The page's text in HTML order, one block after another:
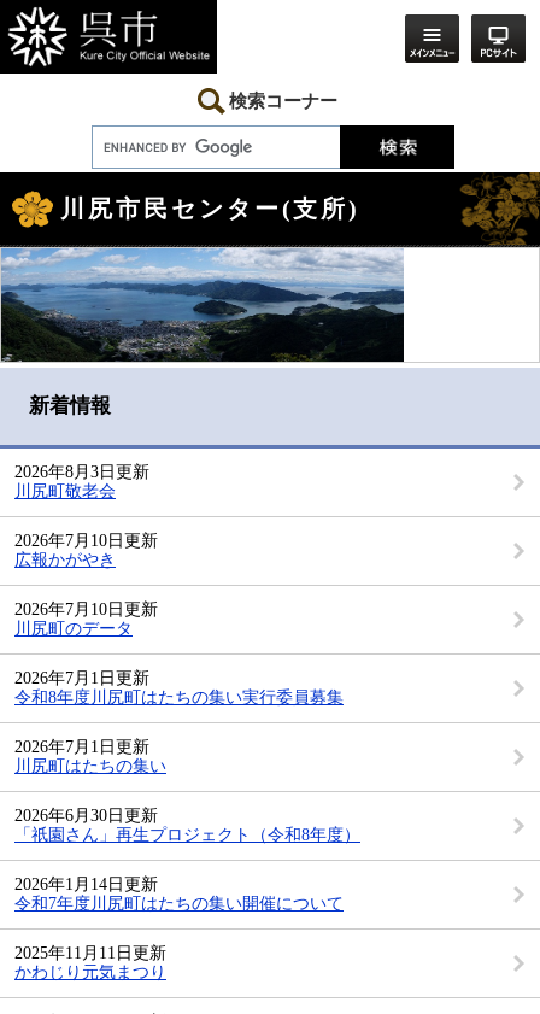
ー
ジ
の
ニ
ュ
ー
本
へ
検索コーナー
文
川尻市民センター(支所)
新着情報
2026年8月3日更新
川尻町敬老会
2026年7月10日更新
広報かがやき
2026年7月10日更新
川尻町のデータ
2026年7月1日更新
令和8年度川尻町はたちの集い実行委員募集
2026年7月1日更新
川尻町はたちの集い
2026年6月30日更新
「祇園さん」再生プロジェクト（令和8年度）
2026年1月14日更新
令和7年度川尻町はたちの集い開催について
2025年11月11日更新
かわじり元気まつり